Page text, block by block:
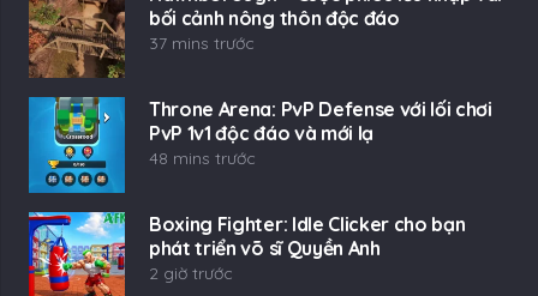
bối cảnh nông thôn độc đáo
37 mins trước
Throne Arena: PvP Defense với lối chơi
PvP 1v1 độc đáo và mới lạ
48 mins trước
Boxing Fighter: Idle Clicker cho bạn
phát triển võ sĩ Quyền Anh
2 giờ trước